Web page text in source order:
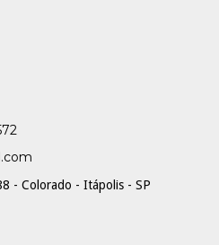
- Colorado - Itápolis - SP